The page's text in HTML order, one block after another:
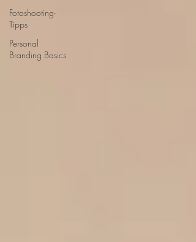
Fotoshooting-
Tipps
Personal
Branding Basics